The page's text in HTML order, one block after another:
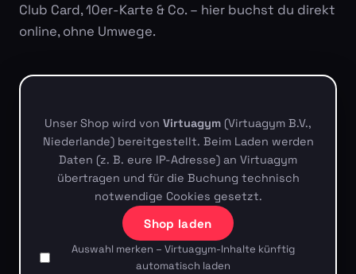
Club Card, 10er-Karte & Co. – hier buchst du direkt
online, ohne Umwege.
Unser Shop wird von Virtuagym (Virtuagym B.V.,
Niederlande) bereitgestellt. Beim Laden werden
Daten (z. B. eure IP-Adresse) an Virtuagym
übertragen und für die Buchung technisch
notwendige Cookies gesetzt.
Shop laden
Auswahl merken – Virtuagym-Inhalte künftig
automatisch laden